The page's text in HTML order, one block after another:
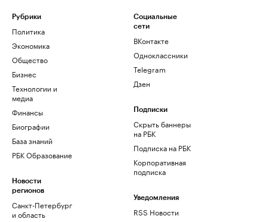
Рубрики
Политика
Экономика
Общество
Бизнес
Технологии и
медиа
Финансы
Биографии
База знаний
РБК Образование
Новости
регионов
Санкт-Петербург
и область
Социальные
сети
ВКонтакте
Одноклассники
Telegram
Дзен
Подписки
Скрыть баннеры
на РБК
Подписка на РБК
Корпоративная
подписка
Уведомления
RSS Новости